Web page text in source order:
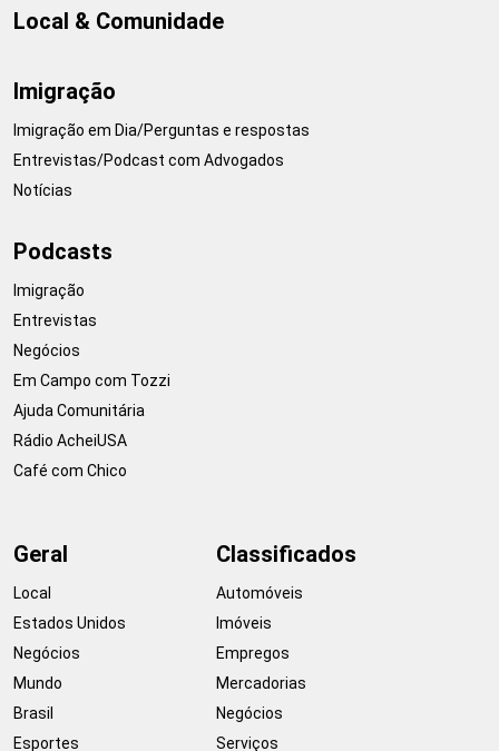
Local & Comunidade
Imigração
Imigração em Dia/Perguntas e respostas
Entrevistas/Podcast com Advogados
Notícias
Podcasts
Imigração
Entrevistas
Negócios
Em Campo com Tozzi
Ajuda Comunitária
Rádio AcheiUSA
Café com Chico
Geral
Local
Estados Unidos
Negócios
Mundo
Brasil
Esportes
Classificados
Automóveis
Imóveis
Empregos
Mercadorias
Negócios
Serviços